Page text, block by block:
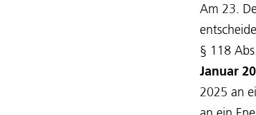
Am 23.
§ 118
Januar
2025 an